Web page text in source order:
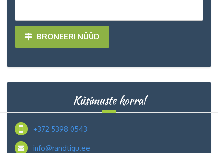
BRONEERI NÜÜD
Küsimuste korral
+372 5398 0543
info@randtigu.ee